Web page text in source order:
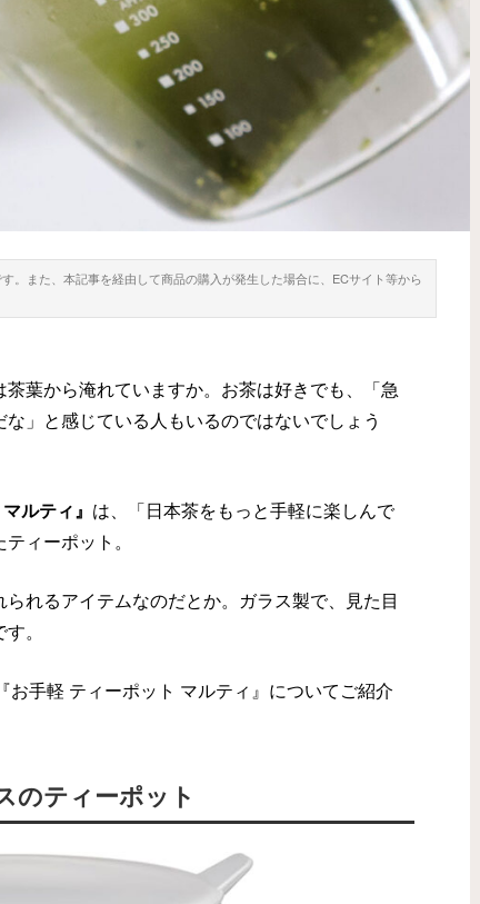
。また、本記事を経由して商品の購入が発生した場合に、ECサイト等から
葉から淹れていますか。お茶は好きでも、「急
」と感じている人もいるのではないでしょう
ルティ』 は、「日本茶をもっと手軽に楽しんで
ィーポット。
れるアイテムなのだとか。ガラス製で、見た目
。
お手軽 ティーポット マルティ』についてご紹介
のティーポット
「よくあるガラスポットに見える
けど…」 ハリオのシンプルな急
須、見た目とは裏腹に芸が細かい
ホーム・キッチン 2026.07.09
まだスポンジで洗ってる？ 山崎
実業の手にかかれば「シンク掃除
が手軽になった！」「スルスル洗
えて気持ちいい！」
ホーム・キッチン
「これで洗い物が減った」「見た
目もオシャレで軽くて丈夫」まな